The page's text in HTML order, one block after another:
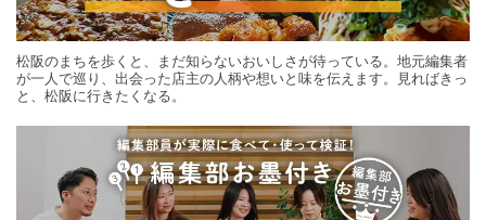
松阪のまちを歩くと、まだ知らないおいしさが待っている。地元編集者
が一人で巡り、出会った店主の人柄や想いと味を伝えます。見ればきっ
と、松阪に行きたくなる。